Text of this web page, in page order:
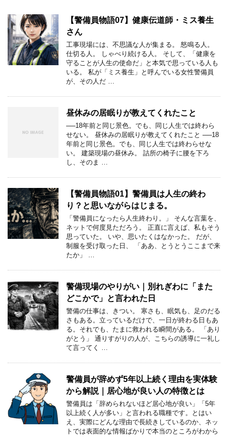
【警備員物語07】健康伝道師・ミス養生
さん
工事現場には、不思議な人が集まる。 怒鳴る人。
仕切る人。 しゃべり続ける人。 そして、「健康を
守ることが人生の使命だ」と本気で思っている人も
いる。 私が「ミス養生」と呼んでいる女性警備員
が、その人だ …
昼休みの居眠りが教えてくれたこと
──18年前と同じ景色。でも、同じ人生では終わら
せない。 昼休みの居眠りが教えてくれたこと ──18
年前と同じ景色。でも、同じ人生では終わらせな
い。 建築現場の昼休み。 詰所の椅子に腰を下ろ
し、そのま …
【警備員物語01】警備員は人生の終わ
り？と思いながらはじまる。
「警備員になったら人生終わり。」 そんな言葉を、
ネットで何度見ただろう。 正直に言えば、私もそう
思っていた。 いや、思いたくはなかった。 だが、
制服を受け取った日、 「ああ、とうとうここまで来
たか」 …
警備現場のやりがい｜別れぎわに「また
どこかで」と言われた日
警備の仕事は、きつい。 寒さも、眠気も、足のだる
さもある。立っているだけで、一日が終わる日もあ
る。それでも、たまに救われる瞬間がある。 「あり
がとう」 通りすがりの人が、こちらの誘導に一礼し
て言ってく …
警備員が辞めず5年以上続く理由を実体験
から解説｜居心地が良い人の特徴とは
警備員は「辞められないほど居心地が良い」「5年
以上続く人が多い」と言われる職種です。とはい
え、実際にどんな理由で長続きしているのか、ネッ
トでは表面的な情報ばかりで本当のところがわから